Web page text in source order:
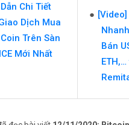
Chi Tiết
Dịch Mua
Trên Sàn
Mới Nhất
Bán